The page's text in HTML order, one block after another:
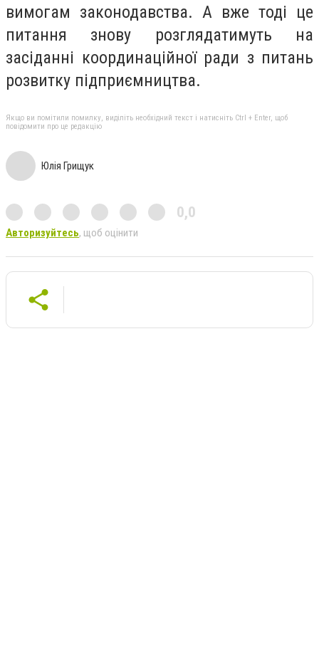
вимогам законодавства. А вже тоді це
питання знову розглядатимуть на
засіданні координаційної ради з питань
розвитку підприємництва.
Якщо ви помітили помилку, виділіть необхідний текст і натисніть Ctrl + Enter, щоб
повідомити про це редакцію
Юлія Грищук
0,0
Авторизуйтесь, щоб оцінити